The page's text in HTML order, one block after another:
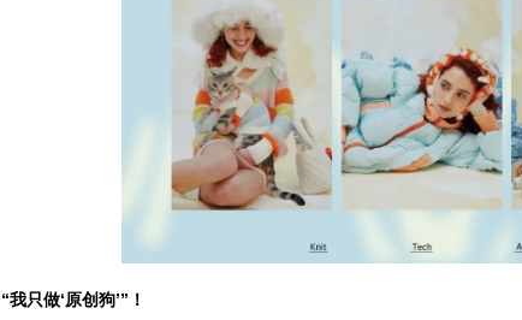
“我只做‘原创狗’”！